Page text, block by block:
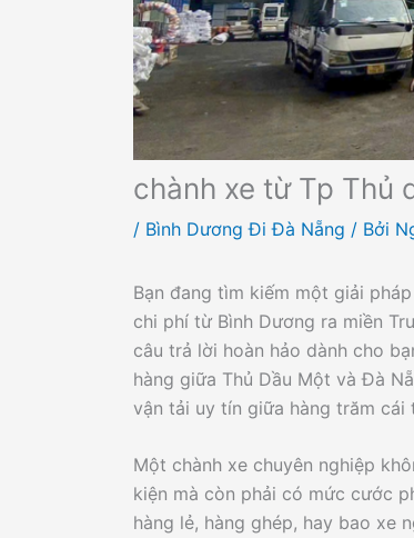
chành xe từ Tp Thủ
/ Bình Dương Đi Đà Nẵng / Bởi
Bạn đang tìm kiếm một giải
chi phí từ Bình Dương ra miền
câu trả lời hoàn hảo dành cho
hàng giữa Thủ Dầu Một và Đà
vận tải uy tín giữa hàng trăm
Một chành xe chuyên nghiệp
kiện mà còn phải có mức cước
hàng lẻ, hàng ghép, hay bao xe